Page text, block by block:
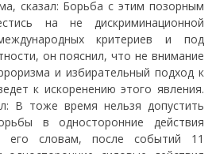
сказал: Борьба с этим позорным
на не дискриминационной
критериев и под
он пояснил, что не внимание
и избирательный подход к
к искоренению этого явления.
В тоже время нельзя допустить
в односторонние действия
его словам, после событий 11